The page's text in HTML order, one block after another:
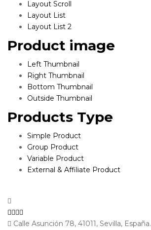
Layout Scroll
Layout List
Layout List 2
Product image
Left Thumbnail
Right Thumbnail
Bottom Thumbnail
Outside Thumbnail
Products Type
Simple Product
Group Product
Variable Product
External & Affiliate Product
Calle Asunción 78, 41011, Sevilla, España.